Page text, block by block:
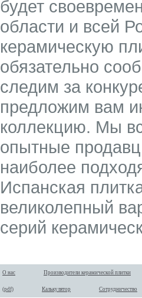
будет
области и всей
керамическую
обязательно
следим за
предложим вам
коллекцию. Мы
опытные
наиболее
Испанская
великолепный
серий
О нас Производители керамической плитки
(pdf) Калькулятор Сотрудничество